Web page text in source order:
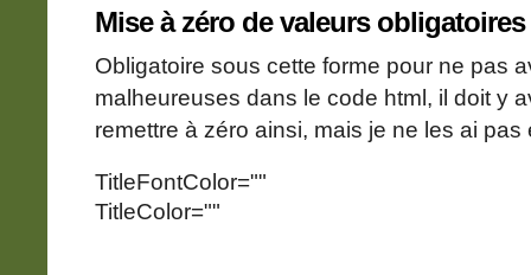
Mise à zéro de valeurs
Obligatoire sous cette forme pour ne pas
malheureuses dans le code html, il doit y
remettre à zéro ainsi, mais je ne les ai
TitleFontColor=""
TitleColor=""